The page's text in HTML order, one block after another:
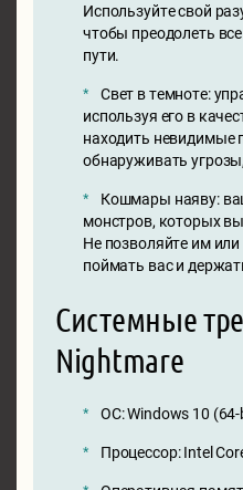
Используйте свой
чтобы преодолеть
пути.
Свет в темноте:
используя его в
находить невидимые
обнаруживать
Кошмары наяву:
монстров, которых
Не позволяйте им
поймать вас и
Системные
Nightmare
ОС: Windows 10
Процессор: Intel